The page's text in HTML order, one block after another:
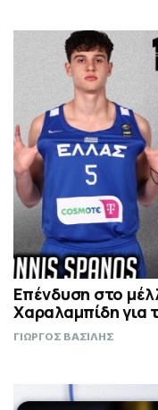
Επένδυση στο
Χαραλαμπίδη για
ΓΙΩΡΓΟΣ ΒΑΣΙΛΗΣ